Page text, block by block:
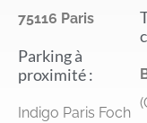
75116 Paris
Parking à
proximité :
Indigo Paris Foch
(